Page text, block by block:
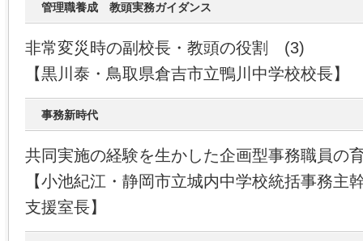
管理職養成 教頭実務ガイダンス
非常変災時の副校長・教頭の役割 (3)
【黒川泰・鳥取県倉吉市立鴨川中学校校長】
事務新時代
共同実施の経験を生かした企画型事務職員
【小池紀江・静岡市立城内中学校統括事務主
支援室長】